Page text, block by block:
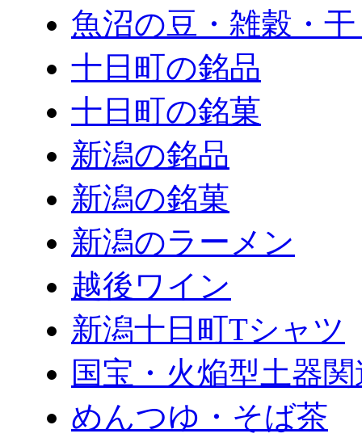
魚沼の豆・雑穀・
十日町の銘品
十日町の銘菓
新潟の銘品
新潟の銘菓
新潟のラーメン
越後ワイン
新潟十日町Tシャツ
国宝・火焔型土器
めんつゆ・そば茶